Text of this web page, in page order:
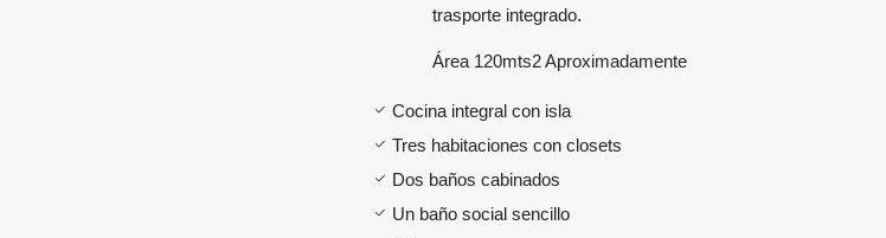
trasporte integrado.
Área 120mts2 Aproximadamente
Cocina integral con isla
Tres habitaciones con closets
Dos baños cabinados
Un baño social sencillo